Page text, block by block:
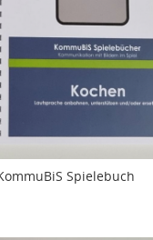
Spielebuch